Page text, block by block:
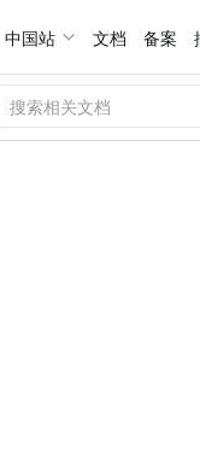
中国站 文档 备案